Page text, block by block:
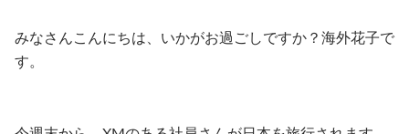
みなさんこんにちは、いかがお過ごしですか？海外花子で
す。